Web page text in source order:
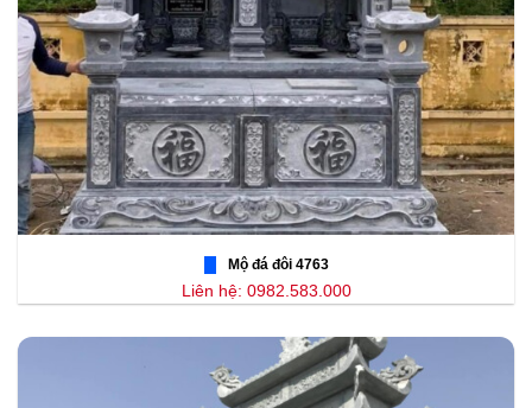
Mộ đá đôi 4763
Liên hệ: 0982.583.000